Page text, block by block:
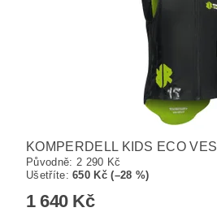
KOMPERDELL KIDS ECO
Původně: 2 290 Kč
Ušetříte:650 Kč (–28 %)
1 640 Kč